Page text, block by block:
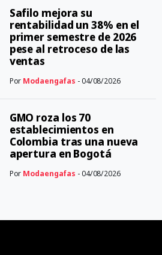
Safilo mejora su
rentabilidad un 38% en el
primer semestre de 2026
pese al retroceso de las
ventas
Por Modaengafas - 04/08/2026
GMO roza los 70
establecimientos en
Colombia tras una nueva
apertura en Bogotá
Por Modaengafas - 04/08/2026